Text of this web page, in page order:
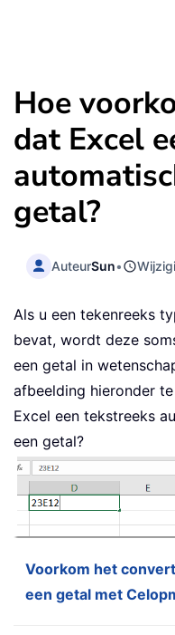
Hoe
dat Excel
getal?
AuteurSun•
Als u een tekenreeks
bevat, wordt deze
een getal in
afbeelding hieronder
Excel een tekstreeks
een getal?
Voorkom het
een getal met